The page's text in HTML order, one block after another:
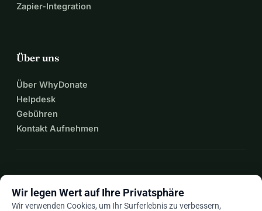
Zapier-Integration
Über uns
Über WhyDonate
Helpdesk
Gebühren
Kontakt Aufnehmen
Wir legen Wert auf Ihre Privatsphäre
Wir verwenden Cookies, um Ihr Surferlebnis zu verbessern,